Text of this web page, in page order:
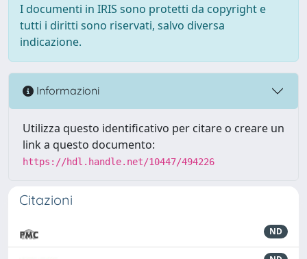
I documenti in IRIS sono protetti da copyright e
tutti i diritti sono riservati, salvo diversa
indicazione.
Informazioni
Utilizza questo identificativo per citare o creare un
link a questo documento:
https://hdl.handle.net/10447/494226
Citazioni
ND